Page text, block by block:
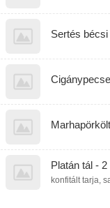
Sertés
Platán tál -
konfitált tarja,